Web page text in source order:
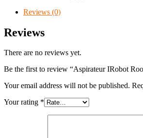
Reviews (0)
Reviews
There are no reviews yet.
Be the first to review “Aspirateur IRobot
Your email address will not be published.
Your rating *